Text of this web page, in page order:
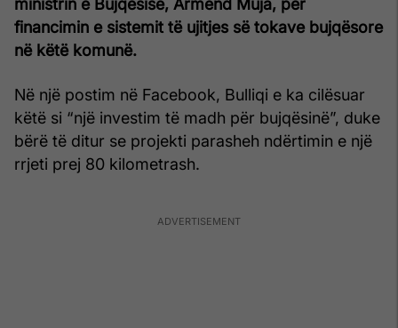
ministrin e Bujqësisë, Armend Muja, për
financimin e sistemit të ujitjes së tokave bujqësore
në këtë komunë.
Në një postim në Facebook, Bulliqi e ka cilësuar
këtë si “një investim të madh për bujqësinë”, duke
bërë të ditur se projekti parasheh ndërtimin e një
rrjeti prej 80 kilometrash.